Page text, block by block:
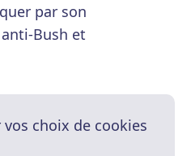
par son
Bush et
choix de cookies